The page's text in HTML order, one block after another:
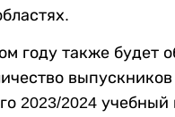
году также будет
2023/2024 учебный